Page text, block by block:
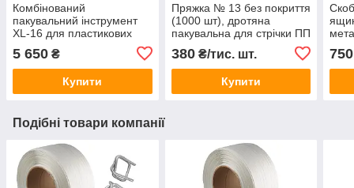
Комбінований
пакувальний інструмент
XL-16 для пластикових
поліестерових стрічок
5 650 ₴
Купити
Пряжка № 13 без покриття
(1000 шт), дротяна
пакувальна для стрічки ПП
380₴/тис. шт.
Купити
750
Подібні товари компанії